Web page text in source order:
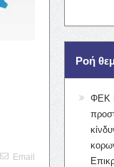
Email
Ροή
ΦΕΚ